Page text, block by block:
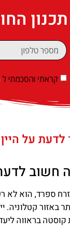
קראתי והסכמתי ל
לדעת על
חשוב
ספרד, הוא לא
באזור
בראווה